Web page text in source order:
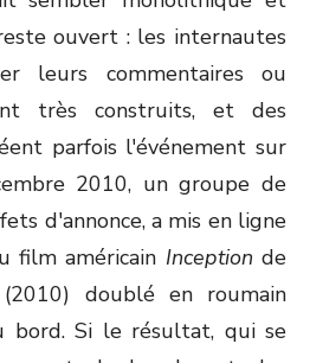
ouvert : les internautes
leurs commentaires ou
très construits, et des
parfois l'événement sur
2010, un groupe de
d'annonce, a mis en ligne
film américain Inception de
doublé en roumain
bord. Si le résultat, qui se